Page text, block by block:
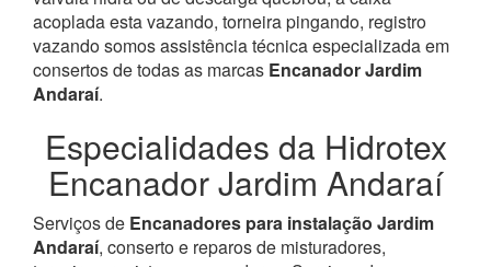
acoplada esta vazando, torneira pingando, registro
vazando somos assistência técnica especializada em
consertos de todas as marcas Encanador Jardim
Andaraí.
Especialidades da Hidrotex
Encanador Jardim Andaraí
Serviços de Encanadores para instalação Jardim
Andaraí, conserto e reparos de misturadores,